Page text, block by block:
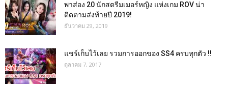
พาส่อง 20 นักสตรีมเมอร์หญิง แห่งเกม ROV น่า
ติดตามส่งท้ายปี 2019!
ธันวาคม 29, 2019
แชร์เก็บไว้เลย รวมการออกของ SS4 ครบทุกตัว !!
ตุลาคม 7, 2017